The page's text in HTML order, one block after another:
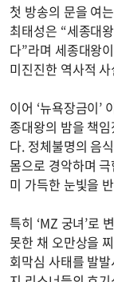
첫 방송의 문을 여
최태성은 “세종대
다”라며 세종대왕
미진진한 역사적
이어 ‘뉴욕장금이’
종대왕의 밤을 책
다. 정체불명의 음
몸으로 경악하며
미 가득한 눈빛을
특히 ‘MZ 궁녀’로
못한 채 오만상을
회막심 사태를 발